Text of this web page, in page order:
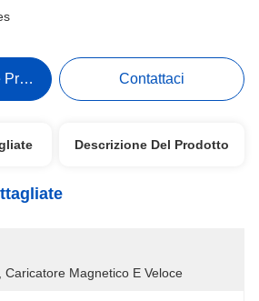
Contattaci
Descrizione Del Prodotto
Magnetico E Veloce